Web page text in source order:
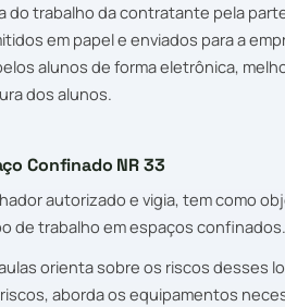
do trabalho da contratante pela
em papel e enviados para a
alunos de forma eletrônica,
dos alunos.
Confinado NR 33
autorizado e vigia, tem como
de trabalho em espaços confinados.
orienta sobre os riscos desses
aborda os equipamentos